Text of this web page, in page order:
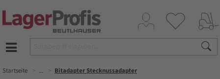
Startseite ... Bitadapter Stecknussadapter